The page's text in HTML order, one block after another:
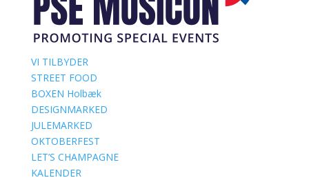
VI TILBYDER
STREET FOOD
BOXEN Holbæk
DESIGNMARKED
JULEMARKED
OKTOBERFEST
LET’S CHAMPAGNE
KALENDER